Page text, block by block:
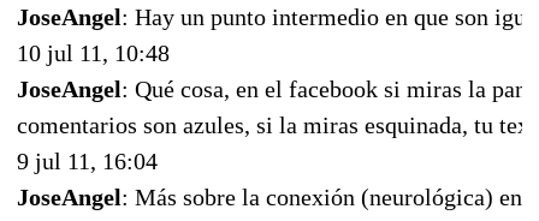
JoseAngel: Hay un punto intermedio en que son
10 jul 11, 10:48
JoseAngel: Qué cosa, en el facebook si miras la
comentarios son azules, si la miras esquinada, tu
9 jul 11, 16:04
JoseAngel: Más sobre la conexión (neurológica)